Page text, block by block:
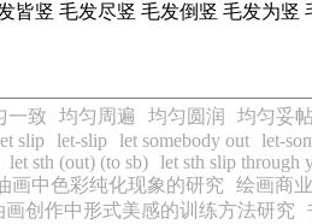
皆竖 毛发尽竖 毛发倒竖 毛发为竖
一致 均匀周遍 均匀圆润 均匀妥
slip let-slip let somebody out let-
let sth (out) (to sb) let sth slip through
画中色彩纯化现象的研究 绘画商
画创作中形式美感的训练方法研究